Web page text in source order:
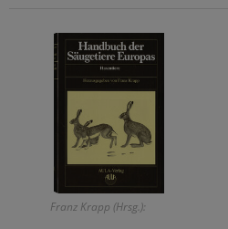
Franz Krapp (Hrsg.):